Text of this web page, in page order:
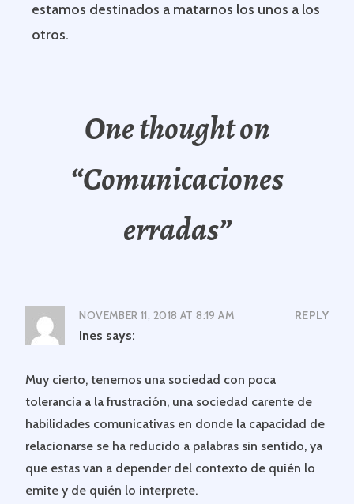
estamos destinados a matarnos los unos a los
otros.
One thought on
“Comunicaciones
erradas”
NOVEMBER 11, 2018 AT 8:19 AM REPLY
Ines says:
Muy cierto, tenemos una sociedad con poca
tolerancia a la frustración, una sociedad carente de
habilidades comunicativas en donde la capacidad de
relacionarse se ha reducido a palabras sin sentido, ya
que estas van a depender del contexto de quién lo
emite y de quién lo interprete.